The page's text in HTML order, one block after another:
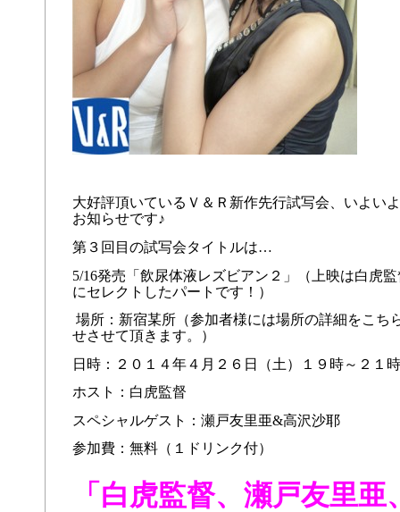
大好評頂いているＶ＆Ｒ新作先行試写会、いよい
お知らせです♪
第３回目の試写会タイトルは…
5/16発売「飲尿体液レズビアン２」（上映は白虎
にセレクトしたパートです！）
場所：新宿某所（参加者様には場所の詳細をこち
せさせて頂きます。）
日時：２０１４年４月２６日（土）１９時～２１時
ホスト：白虎監督
スペシャルゲスト：瀬戸友里亜&高沢沙耶
参加費：無料（１ドリンク付）
「白虎監督、瀬戸友里亜